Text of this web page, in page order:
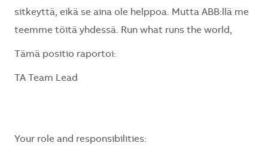
sitkeyttä, eikä se aina ole helppoa. Mutta ABB:llä me
teemme töitä yhdessä. Run what runs the world,
Tämä positio raportoi:
TA Team Lead
Your role and responsibilities: